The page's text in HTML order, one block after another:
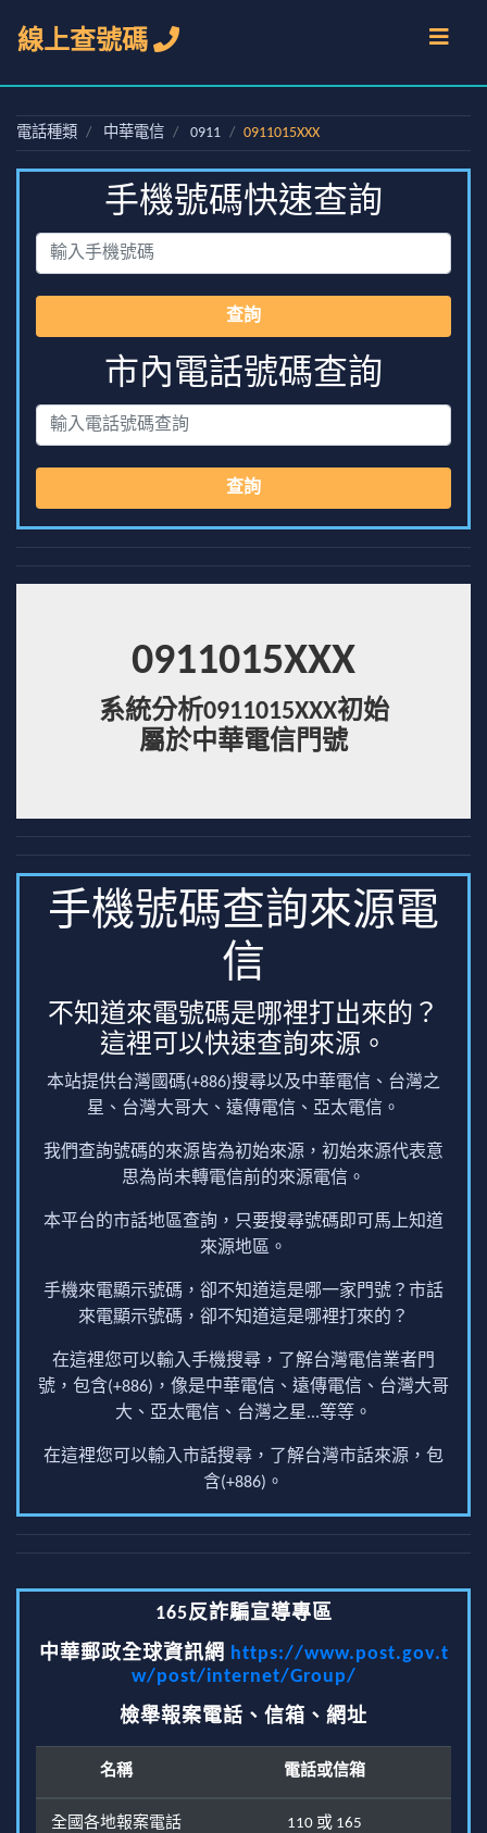
線上查號碼
電話種類 中華電信 0911 0911015XXX
手機號碼快速查詢
查詢
市內電話號碼查詢
查詢
0911015XXX
系統分析0911015XXX初始
屬於中華電信門號
手機號碼查詢來源電
信
不知道來電號碼是哪裡打出來的？
這裡可以快速查詢來源。
本站提供台灣國碼(+886)搜尋以及中華電信、台灣之
星、台灣大哥大、遠傳電信、亞太電信。
我們查詢號碼的來源皆為初始來源，初始來源代表意
思為尚未轉電信前的來源電信。
本平台的市話地區查詢，只要搜尋號碼即可馬上知道
來源地區。
手機來電顯示號碼，卻不知道這是哪一家門號？市話
來電顯示號碼，卻不知道這是哪裡打來的？
在這裡您可以輸入手機搜尋，了解台灣電信業者門
號，包含(+886)，像是中華電信、遠傳電信、台灣大哥
大、亞太電信、台灣之星...等等。
在這裡您可以輸入市話搜尋，了解台灣市話來源，包
含(+886)。
165反詐騙宣導專區
中華郵政全球資訊網 https://www.post.gov.t
w/post/internet/Group/
檢舉報案電話、信箱、網址
名稱 電話或信箱
全國各地報案電話 110 或 165